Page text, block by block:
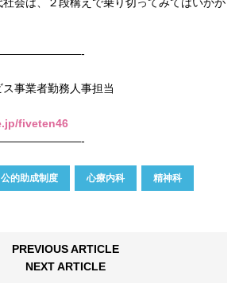
事業者勤務人事担当
fiveten46
公的助成制度 心療内科 精神科
PREVIOUS ARTICLE
NEXT ARTICLE